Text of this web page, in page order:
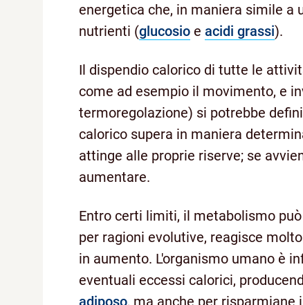
energetica che, in maniera simile a
nutrienti (glucosio e acidi grassi).
Il dispendio calorico di tutte le
come ad esempio il movimento, e
termoregolazione) si potrebbe
calorico supera in maniera
attinge alle proprie riserve; se
aumentare.
Entro certi limiti, il metabolismo
per ragioni evolutive, reagisce
in aumento. L'organismo umano è
eventuali eccessi calorici,